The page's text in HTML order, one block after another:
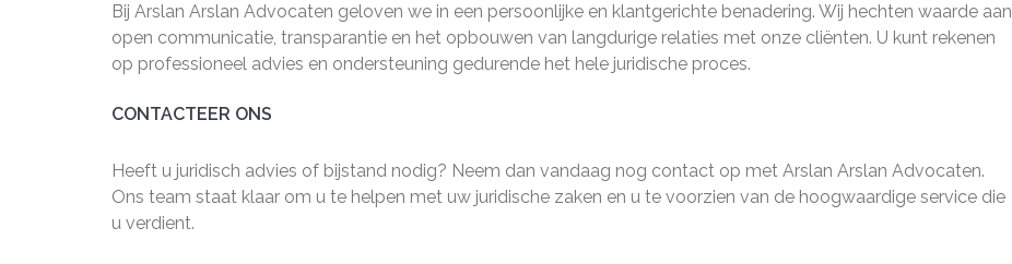
Bij Arslan Arslan Advocaten geloven we in een persoonlijke en klantgerichte benadering. Wij hechten waarde aan
open communicatie, transparantie en het opbouwen van langdurige relaties met onze cliënten. U kunt rekenen
op professioneel advies en ondersteuning gedurende het hele juridische proces.
CONTACTEER ONS
Heeft u juridisch advies of bijstand nodig? Neem dan vandaag nog contact op met Arslan Arslan Advocaten.
Ons team staat klaar om u te helpen met uw juridische zaken en u te voorzien van de hoogwaardige service die
u verdient.